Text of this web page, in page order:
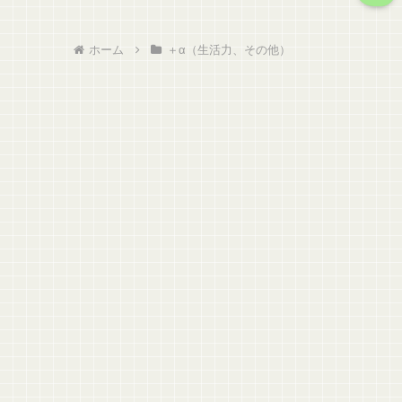
ホーム ＋α（生活力、その他）